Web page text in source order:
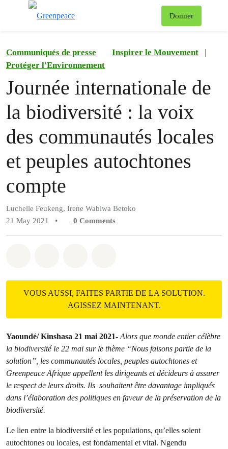
Donner
Communiqués de presse Inspirer le Mouvement
|
Protéger l'Environnement
Journée internationale de
la biodiversité : la voix
des communautés locales
et peuples autochtones
compte
Luchelle Feukeng, Irene Wabiwa Betoko
21 May 2021
• 0 Comments
VOUS AUSSI, FAITES PARTIE DE LA SOLUTION.
AGISSEZ MAINTENANT.
Yaoundé/ Kinshasa 21 mai 2021-Alors que monde entier célèbre
la biodiversité le 22 mai sur le thème “Nous faisons partie de la
solution”, les communautés locales, peuples autochtones et
Greenpeace Afrique appellent les dirigeants et décideurs à assurer
le respect de leurs droits. Ils souhaitent être davantage impliqués
dans l’élaboration des politiques en faveur de la préservation de la
biodiversité.
Le lien entre la biodiversité et les populations, qu’elles soient
autochtones ou locales, est fondamental et vital. Ngendu